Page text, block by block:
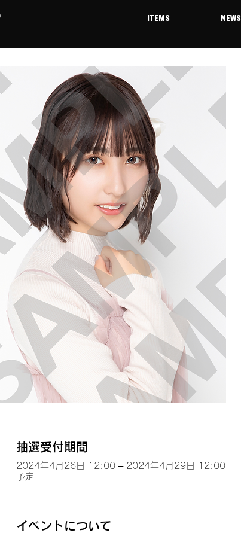
ITEMS NEWS
抽選受付期間
2024年4月26日 12:00 – 2024年4月29日 12:00
予定
イベントについて